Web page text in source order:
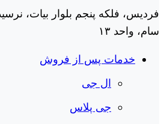
فردیس، فلکه پنجم بلوار بیات،
سام، واحد ۱۳
خدمات پس از فروش
ال جی
جی پلاس